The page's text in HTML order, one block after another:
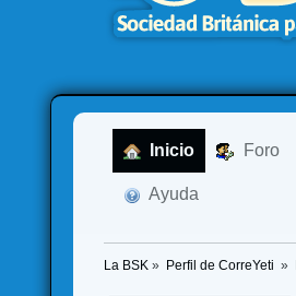
Inicio Foro
Ayuda
La BSK » Perfil de CorreYeti »